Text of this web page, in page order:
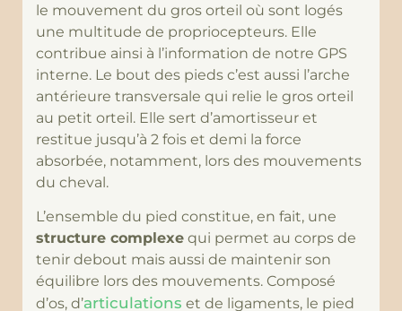
le mouvement du gros orteil où sont logés
une multitude de propriocepteurs. Elle
contribue ainsi à l’information de notre GPS
interne. Le bout des pieds c’est aussi l’arche
antérieure transversale qui relie le gros orteil
au petit orteil. Elle sert d’amortisseur et
restitue jusqu’à 2 fois et demi la force
absorbée, notamment, lors des mouvements
du cheval.
L’ensemble du pied constitue, en fait, une
structure complexe qui permet au corps de
tenir debout mais aussi de maintenir son
équilibre lors des mouvements. Composé
d’os, d’articulations et de ligaments, le pied